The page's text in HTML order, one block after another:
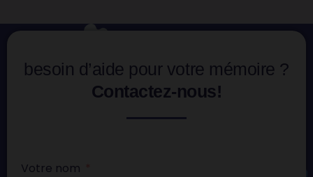
besoin d’aide pour votre mémoire ?
Contactez-nous!
Votre nom